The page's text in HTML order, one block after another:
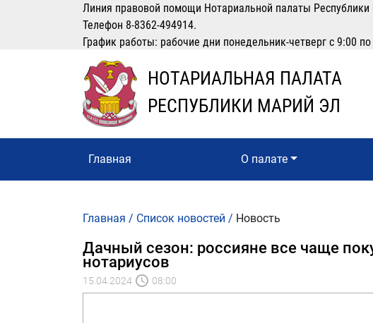
Линия правовой помощи Нотариальной палаты
Телефон 8-8362-494914.
График работы: рабочие дни понедельник-четверг с 9:00
НОТАРИАЛЬНАЯ ПАЛАТА
РЕСПУБЛИКИ МАРИЙ ЭЛ
Главная О палате
Главная / Список новостей / Новость
Дачный сезон: россияне все чаще
нотариусов
15.04.2024 08:00